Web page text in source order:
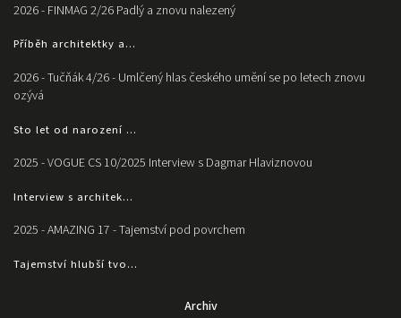
2026 - FINMAG 2/26 Padlý a znovu nalezený
Příběh architektky a...
2026 - Tučňák 4/26 - Umlčený hlas českého umění se po letech znovu
ozývá
Sto let od narození ...
2025 - VOGUE CS 10/2025 Interview s Dagmar Hlaviznovou
Interview s architek...
2025 - AMAZING 17 - Tajemství pod povrchem
Tajemství hlubší tvo...
Archiv